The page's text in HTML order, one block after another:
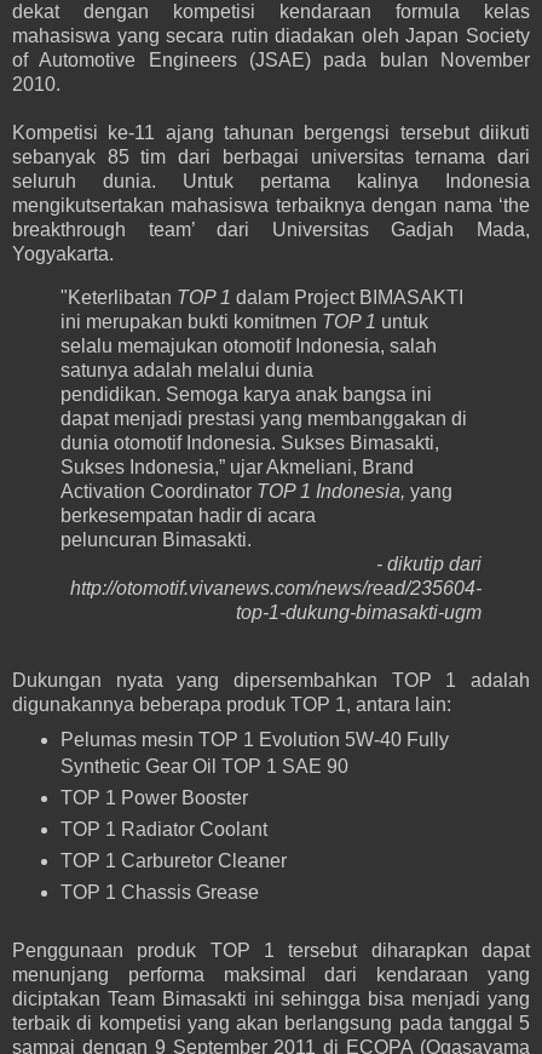
dekat dengan kompetisi kendaraan formula kelas
mahasiswa yang secara rutin diadakan oleh Japan Society
of Automotive Engineers (JSAE) pada bulan November
2010.
Kompetisi ke-11 ajang tahunan bergengsi tersebut diikuti
sebanyak 85 tim dari berbagai universitas ternama dari
seluruh dunia. Untuk pertama kalinya Indonesia
mengikutsertakan mahasiswa terbaiknya dengan nama ‘the
breakthrough team’ dari Universitas Gadjah Mada,
Yogyakarta.
"Keterlibatan TOP 1 dalam Project BIMASAKTI
ini merupakan bukti komitmen TOP 1 untuk
selalu memajukan otomotif Indonesia, salah
satunya adalah melalui dunia
pendidikan. Semoga karya anak bangsa ini
dapat menjadi prestasi yang membanggakan di
dunia otomotif Indonesia. Sukses Bimasakti,
Sukses Indonesia,” ujar Akmeliani, Brand
Activation Coordinator TOP 1 Indonesia, yang
berkesempatan hadir di acara
peluncuran Bimasakti.
- dikutip dari
http://otomotif.vivanews.com/news/read/235604-
top-1-dukung-bimasakti-ugm
Dukungan nyata yang dipersembahkan TOP 1 adalah
digunakannya beberapa produk TOP 1, antara lain:
Pelumas mesin TOP 1 Evolution 5W-40 Fully
Synthetic Gear Oil TOP 1 SAE 90
TOP 1 Power Booster
TOP 1 Radiator Coolant
TOP 1 Carburetor Cleaner
TOP 1 Chassis Grease
Penggunaan produk TOP 1 tersebut diharapkan dapat
menunjang performa maksimal dari kendaraan yang
diciptakan Team Bimasakti ini sehingga bisa menjadi yang
terbaik di kompetisi yang akan berlangsung pada tanggal 5
sampai dengan 9 September 2011 di ECOPA (Ogasayama